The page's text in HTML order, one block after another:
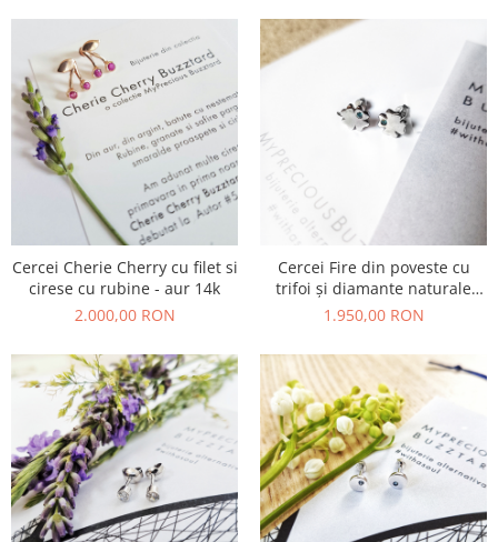
Cercei Cherie Cherry cu filet si
cirese cu rubine - aur 14k
2.000,00 RON
Cercei Fire din poveste cu
trifoi și diamante naturale
blue - aur 14k
1.950,00 RON